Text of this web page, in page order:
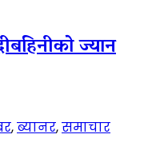
ज्यान
,ब्यानर,समाचार